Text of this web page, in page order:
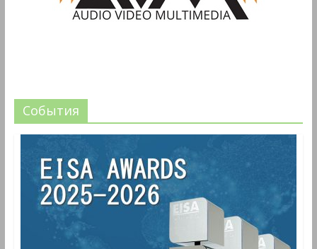
События